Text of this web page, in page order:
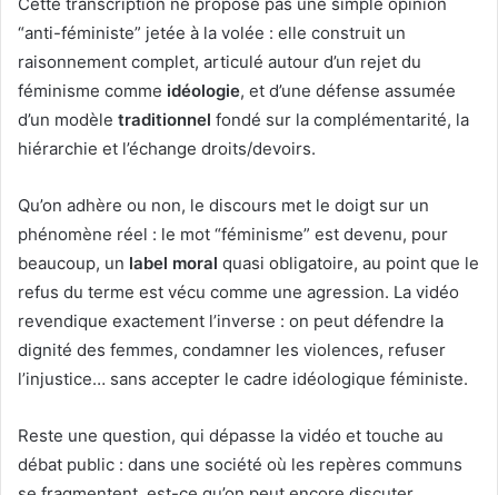
Cette transcription ne propose pas une simple opinion
“anti-féministe” jetée à la volée : elle construit un
raisonnement complet, articulé autour d’un rejet du
féminisme comme idéologie, et d’une défense assumée
d’un modèle traditionnel fondé sur la complémentarité, la
hiérarchie et l’échange droits/devoirs.
Qu’on adhère ou non, le discours met le doigt sur un
phénomène réel : le mot “féminisme” est devenu, pour
beaucoup, un label moral quasi obligatoire, au point que le
refus du terme est vécu comme une agression. La vidéo
revendique exactement l’inverse : on peut défendre la
dignité des femmes, condamner les violences, refuser
l’injustice… sans accepter le cadre idéologique féministe.
Reste une question, qui dépasse la vidéo et touche au
débat public : dans une société où les repères communs